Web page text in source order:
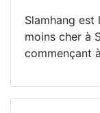
Slamhang
moins cher à
commençant